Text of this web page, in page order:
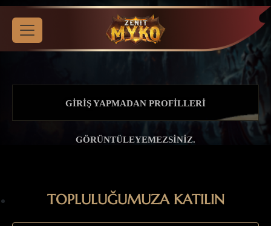
GIRIŞ YAPMADAN PROFILLERI
GÖRÜNTÜLEYEMEZSINIZ.
TOPLULUĞUMUZA KATILIN